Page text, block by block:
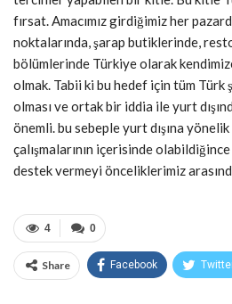
fırsat. Amacımız girdiğimiz her
noktalarında, şarap butiklerinde,
bölümlerinde Türkiye olarak
olmak. Tabii ki bu hedef için tüm Türk
olması ve ortak bir iddia ile yurt
önemli. bu sebeple yurt dışına
çalışmalarının içerisinde
destek vermeyi önceliklerimiz
0
4
Share Facebook